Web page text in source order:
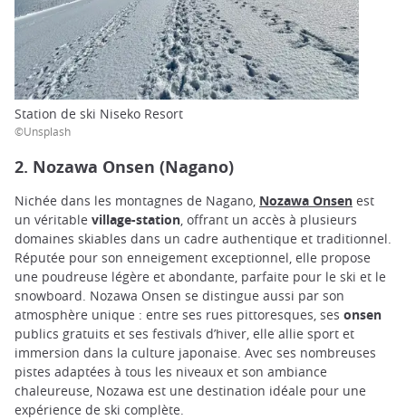
Station de ski Niseko Resort
©Unsplash
2. Nozawa Onsen (Nagano)
Nichée dans les montagnes de Nagano, Nozawa Onsen est
un véritable village-station, offrant un accès à plusieurs
domaines skiables dans un cadre authentique et traditionnel.
Réputée pour son enneigement exceptionnel, elle propose
une poudreuse légère et abondante, parfaite pour le ski et le
snowboard. Nozawa Onsen se distingue aussi par son
atmosphère unique : entre ses rues pittoresques, ses onsen
publics gratuits et ses festivals d’hiver, elle allie sport et
immersion dans la culture japonaise. Avec ses nombreuses
pistes adaptées à tous les niveaux et son ambiance
chaleureuse, Nozawa est une destination idéale pour une
expérience de ski complète.